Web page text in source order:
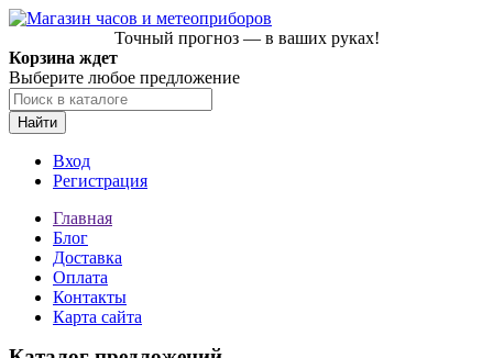
Точный прогноз — в ваших руках!
Корзина ждет
Выберите любое предложение
Найти
Вход
Регистрация
Главная
Блог
Доставка
Оплата
Контакты
Карта сайта